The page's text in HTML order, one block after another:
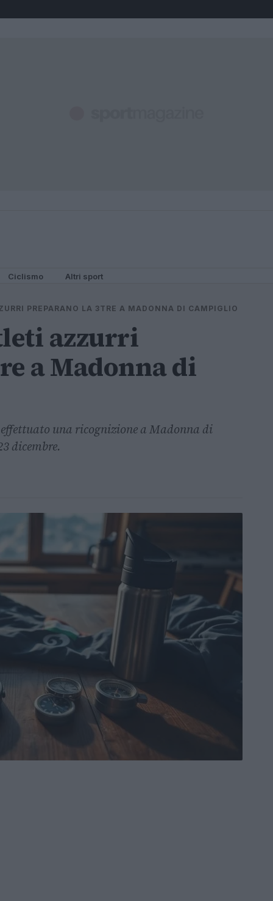
Ciclismo Altri sport
PREPARANO LA 3TRE A MADONNA DI CAMPIGLIO
azzurri
a Madonna di
una ricognizione a Madonna di
dicembre.